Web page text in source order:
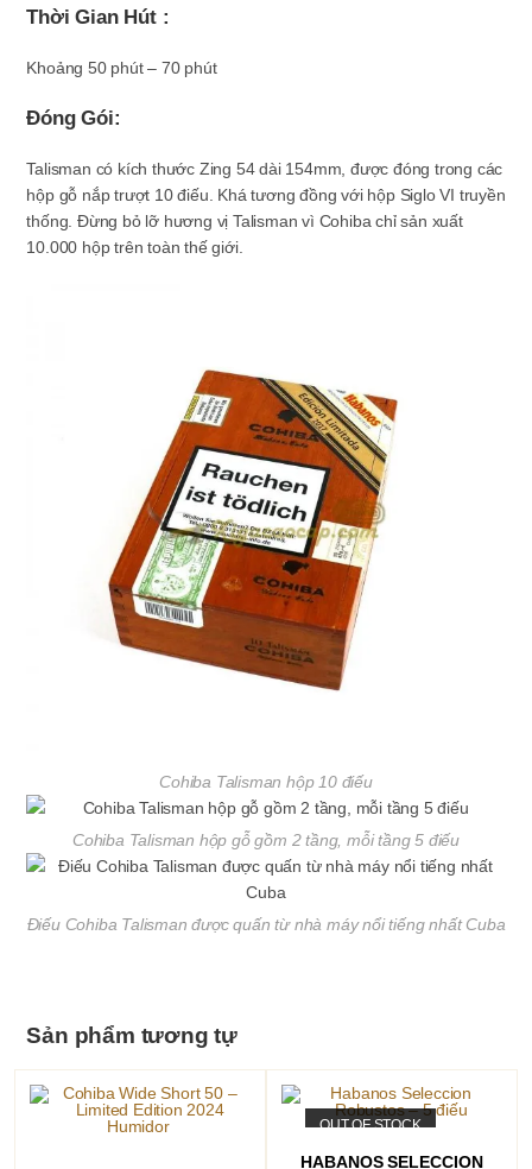
Thời Gian Hút :
Khoảng 50 phút – 70 phút
Đóng Gói:
Talisman có kích thước Zing 54 dài 154mm, được đóng trong các
hộp gỗ nắp trượt 10 điếu. Khá tương đồng với hộp Siglo VI truyền
thống. Đừng bỏ lỡ hương vị Talisman vì Cohiba chỉ sản xuất
10.000 hộp trên toàn thế giới.
Cohiba Talisman hộp 10 điếu
Cohiba Talisman hộp gỗ gồm 2 tầng, mỗi tầng 5 điếu
Điếu Cohiba Talisman được quấn từ nhà máy nổi tiếng nhất Cuba
Sản phẩm tương tự
OUT OF STOCK
HABANOS SELECCION